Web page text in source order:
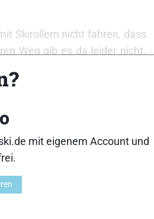
Skirollern nicht fahren, dass
Weg gib es da leider nicht.
empfehlenswert. Da stehst
Radlweg im Inntal. Da kann
😉
mit eigenem Account und